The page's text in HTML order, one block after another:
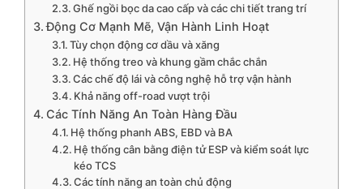
Ghế ngồi bọc da cao cấp và các chi tiết trang trí
Động Cơ Mạnh Mẽ, Vận Hành Linh Hoạt
Tùy chọn động cơ dầu và xăng
Hệ thống treo và khung gầm chắc chắn
Các chế độ lái và công nghệ hỗ trợ vận hành
Khả năng off-road vượt trội
Các Tính Năng An Toàn Hàng Đầu
Hệ thống phanh ABS, EBD và BA
Hệ thống cân bằng điện tử ESP và kiểm soát lực
kéo TCS
Các tính năng an toàn chủ động